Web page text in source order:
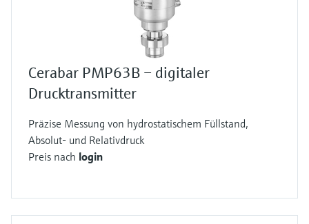
Cerabar PMP63B – digitaler
Drucktransmitter
Präzise Messung von hydrostatischem Füllstand,
Absolut- und Relativdruck
Preis nach login